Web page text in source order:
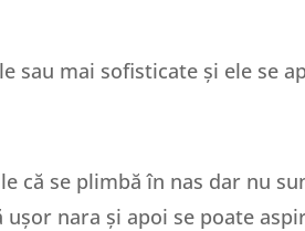
sau mai sofisticate și ele se
că se plimbă în nas dar nu
nara și apoi se poate